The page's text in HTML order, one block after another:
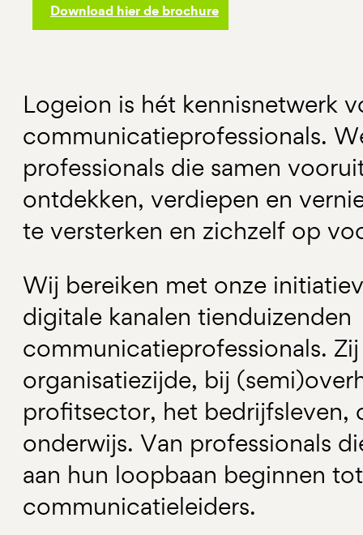
Download hier de brochure
Logeion is hét kennisnetwerk
communicatieprofessionals.
professionals die samen
ontdekken, verdiepen en
te versterken en zichzelf op
Wij bereiken met onze
digitale kanalen tienduizenden
communicatieprofessionals.
organisatiezijde, bij
profitsector, het bedrijfsleven,
onderwijs. Van professionals
aan hun loopbaan beginnen
communicatieleiders.